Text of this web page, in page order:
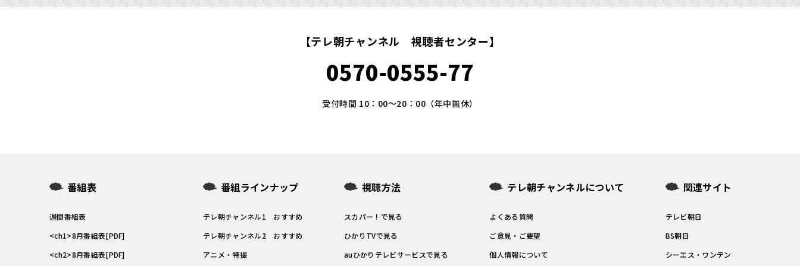
【テレ朝チャンネル 視聴者センター】
0570-0555-77
受付時間 10：00～20：00（年中無休）
番組表
週間番組表
<ch1>8月番組表[PDF]
<ch2>8月番組表[PDF]
番組ラインナップ
テレ朝チャンネル1 おすすめ
テレ朝チャンネル2 おすすめ
アニメ・特撮
視聴方法
スカパー！で見る
ひかりTVで見る
auひかりテレビサービスで見る
テレ朝チャンネルについて
よくある質問
ご意見・ご要望
個人情報について
関連サイト
テレビ朝日
BS朝日
シーエス・ワンテン